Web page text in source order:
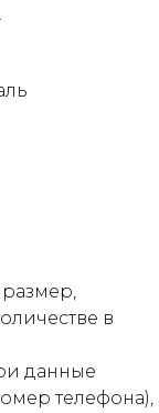
в
данные
телефона),